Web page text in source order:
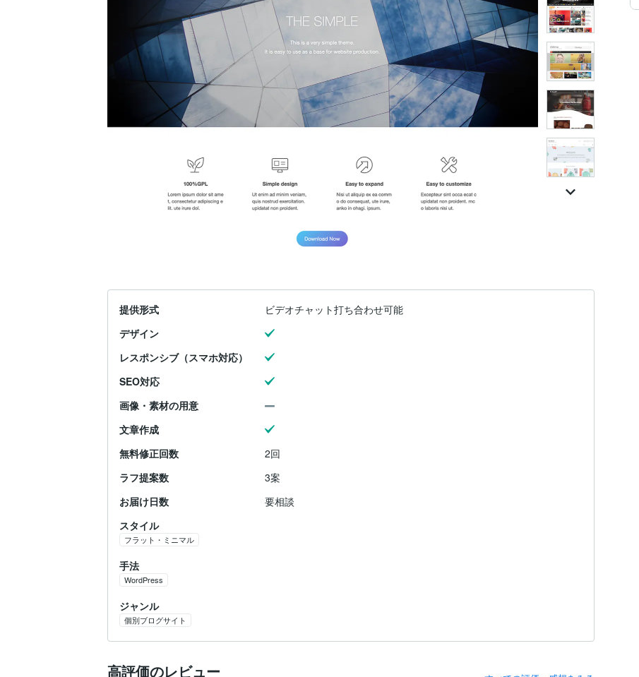
提供形式
ビデオチャット打ち合わせ可能
デザイン
レスポンシブ（スマホ対応）
SEO対応
画像・素材の用意
文章作成
無料修正回数
2回
ラフ提案数
3案
お届け日数
要相談
スタイル
フラット・ミニマル
手法
WordPress
ジャンル
個別ブログサイト
高評価のレビュー